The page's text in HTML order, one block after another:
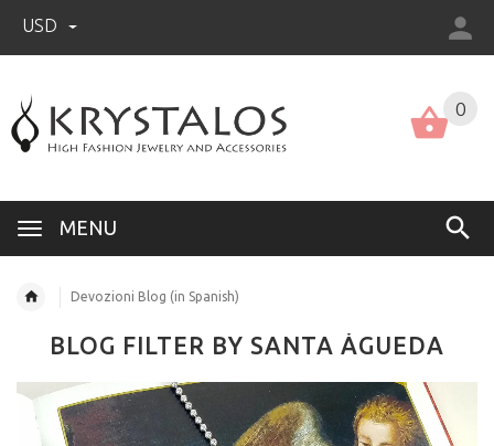
USD
MENU
0
Devozioni Blog (in Spanish)
BLOG FILTER BY SANTA ÁGUEDA